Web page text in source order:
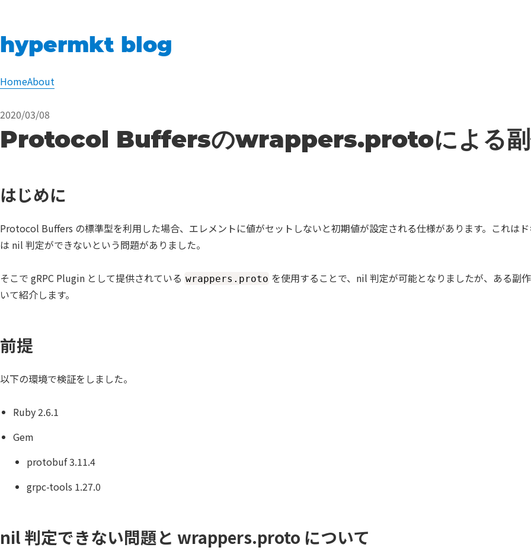
hypermkt blog
HomeAbout
2020/03/08
Protocol Buffersのwrappers.protoによる副
はじめに
Protocol Buffers の標準型を利用した場合、エレメントに値がセットしないと初期値が設定される仕様があります。これは
は nil 判定ができないという問題がありました。
そこで gRPC Plugin として提供されている wrappers.proto を使用することで、nil 判定が可能となりましたが、ある副
いて紹介します。
前提
以下の環境で検証をしました。
Ruby 2.6.1
Gem
protobuf 3.11.4
grpc-tools 1.27.0
nil 判定できない問題と wrappers.proto について